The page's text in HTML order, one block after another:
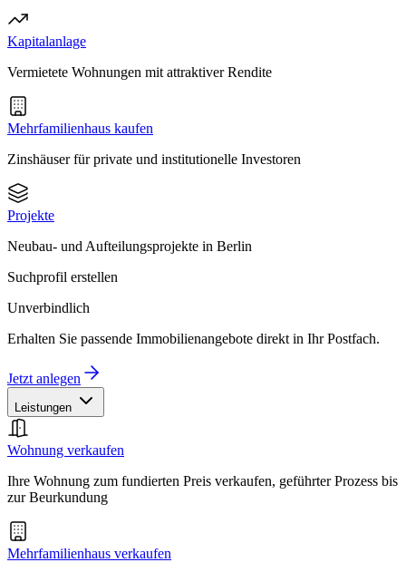
Kapitalanlage
Vermietete Wohnungen mit attraktiver Rendite
Mehrfamilienhaus kaufen
Zinshäuser für private und institutionelle Investoren
Projekte
Neubau- und Aufteilungsprojekte in Berlin
Suchprofil erstellen
Unverbindlich
Erhalten Sie passende Immobilienangebote direkt in Ihr Postfach.
Jetzt anlegen
Leistungen
Wohnung verkaufen
Ihre Wohnung zum fundierten Preis verkaufen, geführter Prozess bis
zur Beurkundung
Mehrfamilienhaus verkaufen